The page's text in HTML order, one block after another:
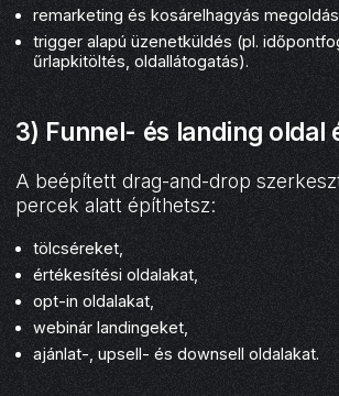
remarketing és kosárelhagyás
trigger alapú üzenetküldés (pl.
űrlapkitöltés, oldallátogatás).
3) Funnel- és landing oldal
A beépített drag-and-drop
percek alatt építhetsz:
tölcséreket,
értékesítési oldalakat,
opt-in oldalakat,
webinár landingeket,
ajánlat-, upsell- és downsell oldalakat.